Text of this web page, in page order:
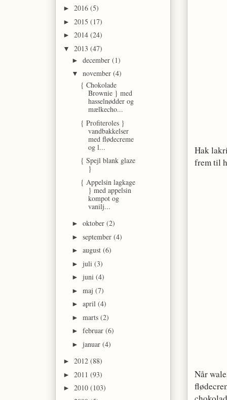
Hak
frem til
Når
►2016(5)
►2015(17)
►2014(24)
▼2013(47)
►december(1)
▼november(4)
{ Chokolade
Brownie } med
hasselnødder og
mælkecho...
{ Profiteroles }
vandbakkelser
med flødecreme
og l...
{ Spejl blank glaze
}
{ Appelsin lagkage
} med appelsin
kompot og
vanilj...
►oktober(2)
►september(4)
►august(6)
►juli(3)
►juni(4)
►maj(7)
►april(4)
►marts(2)
►februar(6)
►januar(4)
►2012(88)
►2011(93)
►2010(103)